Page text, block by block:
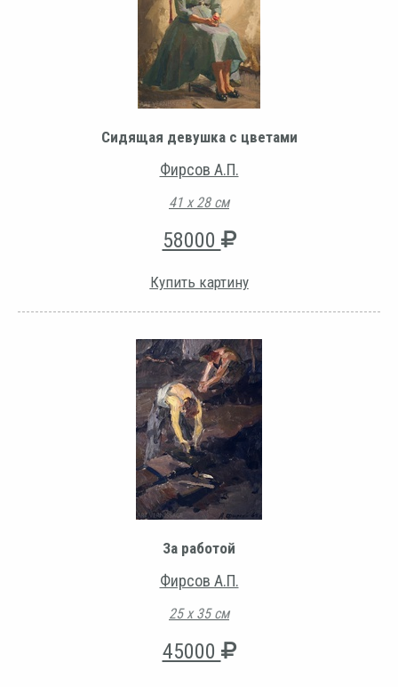
Сидящая девушка с цветами
Фирсов А.П.
41 х 28 см
58000
Купить картину
За работой
Фирсов А.П.
25 х 35 см
45000